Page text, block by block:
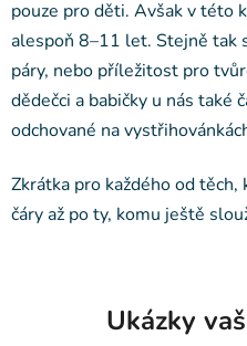
pouze pro děti. Avšak v této
alespoň 8–11 let. Stejně tak
páry, nebo příležitost pro
dědečci a babičky u nás také
odchované na
Zkrátka pro každého od
čáry až po ty, komu ještě
Ukázky